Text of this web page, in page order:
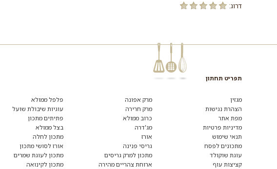
דרוג:
תפריט תחתון
מגזין
הצהרת נגישות
מפת אתר
מדיניות פרטיות
תנאי שימוש
מתכונים לפסח
עוגת שוקולד
קציצות עוף
מרק אפונה
מרק חרירה
כרוב ממולא
מג'דרה
אורז
גריסי פנינה
מתכון למרק גריסים
ארוחת צהריים מהירה
פלפל ממולא
עוגיות שיבולת שועל
פתיתים מתכון
בצל ממולא
מתכון לחלה
אורז לסושי מתכון
מתכון לעוגת שמרים
מתכון לקינואה